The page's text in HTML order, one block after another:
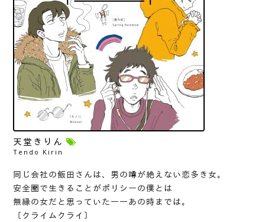
天堂きりん
Tendo Kirin
同じ会社の飯田さんは、男の噂が絶えない恋多き女。
安全圏で生きることがポリシーの僕とは
無縁の女だと思っていた――あの時までは。
〔クライムクライ〕